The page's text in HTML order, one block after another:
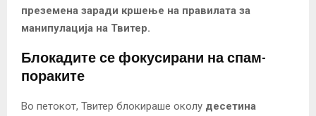
преземена заради кршење на правилата за
манипулација на Твитер.
Блокадите се фокусирани на спам-
пораките
Во петокот, Твитер блокираше околу десетина